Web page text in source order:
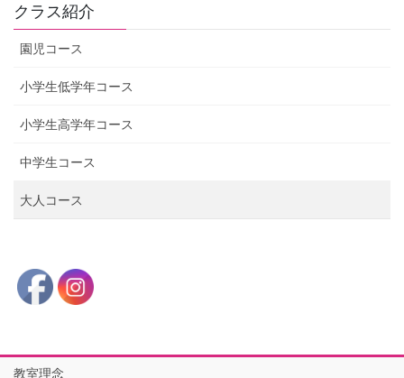
クラス紹介
園児コース
小学生低学年コース
小学生高学年コース
中学生コース
大人コース
教室理念